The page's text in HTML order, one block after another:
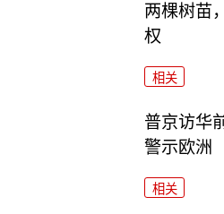
两棵树苗
权
相关
普京访华
警示欧洲
相关